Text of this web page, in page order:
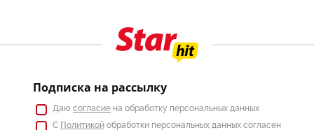
Подписка на рассылку
Даю согласие на обработку персональных данных
С Политикой обработки персональных данных согласен